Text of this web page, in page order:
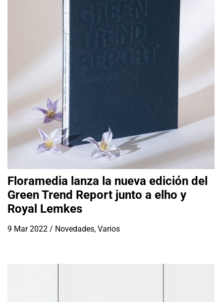
Floramedia lanza la nueva edición del
Green Trend Report junto a elho y
Royal Lemkes
9 Mar 2022 / Novedades, Varios